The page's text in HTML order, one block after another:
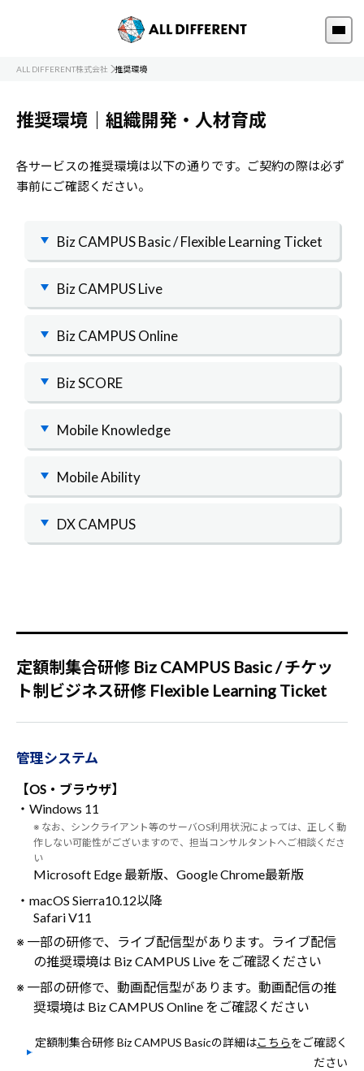
ALL DIFFERENT株式会社 推奨環境
推奨環境｜組織開発・人材育成
各サービスの推奨環境は以下の通りです。ご契約の際は必ず
事前にご確認ください。
Biz CAMPUS Basic / Flexible Learning Ticket
Biz CAMPUS Live
Biz CAMPUS Online
Biz SCORE
Mobile Knowledge
Mobile Ability
DX CAMPUS
定額制集合研修 Biz CAMPUS Basic / チケッ
ト制ビジネス研修 Flexible Learning Ticket
管理システム
【OS・ブラウザ】
・Windows 11
※ なお、シンクライアント等のサーバOS利用状況によっては、正しく動
作しない可能性がございますので、担当コンサルタントへご相談くださ
い
Microsoft Edge 最新版、Google Chrome最新版
・macOS Sierra10.12以降
Safari V11
※ 一部の研修で、ライブ配信型があります。ライブ配信
の推奨環境は Biz CAMPUS Live をご確認ください
※ 一部の研修で、動画配信型があります。動画配信の推
奨環境は Biz CAMPUS Online をご確認ください
定額制集合研修 Biz CAMPUS Basicの詳細はこちらをご確認く
ださい